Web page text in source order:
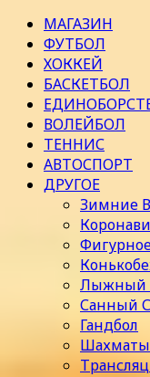
МАГАЗИН
ФУТБОЛ
ХОККЕЙ
БАСКЕТБОЛ
ВОЛЕЙБОЛ
ТЕННИС
АВТОСПОРТ
ДРУГОЕ
Зимние
Лыжный
Санный
Гандбол
Шахматы